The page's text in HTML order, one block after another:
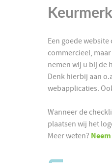
Een goede
commercieel,
nemen wij u bij de
Denk hierbij aan
webapplicaties.
Wanneer de
plaatsen wij het
Meer weten?